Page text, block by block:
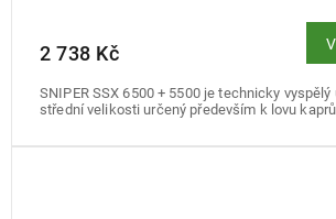
2 738 Kč
SNIPER SSX 6500 + 5500 je technicky
střední velikosti určený především k lovu